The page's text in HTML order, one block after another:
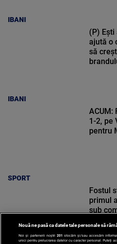
IBANI
IBANI
(P)
ajută o
să
SPORT
ACUM:
1-2, pe
pentru
Fostul
primul
sub
Nouă ne pasă ca datele tale personale să
Noi și partenerii noștri 201 stocăm și/sau accesăm
unici pentru prelucrarea datelor cu caracter personal. Puteți